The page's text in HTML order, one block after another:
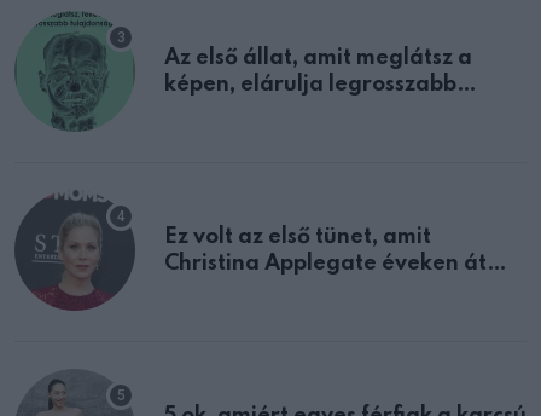
Az első állat, amit meglátsz a
képen, elárulja legrosszabb
Ez volt az első tünet, amit
Christina Applegate éveken át